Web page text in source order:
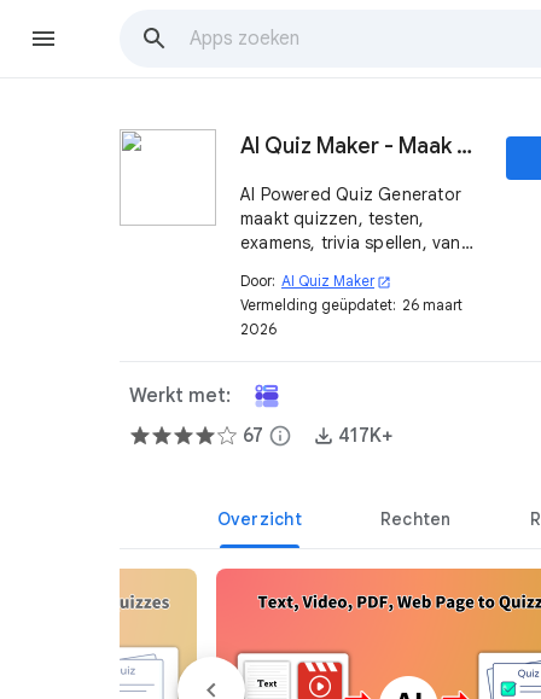
AI Quiz Maker - Maak quizzen met AI
AI Powered Quiz Generator
maakt quizzen, testen,
examens, trivia spellen, van
MCQ's, waar/onwaar, invullen.
Voeg ze vervolgens toe aan
uw Google-formulieren.
Door: AI Quiz Maker open_in_new
Vermelding geüpdatet: 26 maart
2026
Werkt met:
67 info 417K+
Overzicht Rechten